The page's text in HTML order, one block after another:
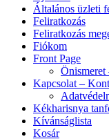
Általános üzleti
Feliratkozás
Feliratkozás
Fiókom
Front Page
Önismeret
Kapcsolat –
Kékharisnya
Kívánságlista
Kosár